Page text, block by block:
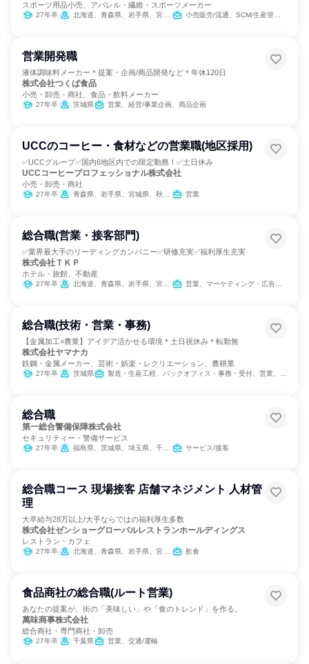
スポーツ用品小売、アパレル・繊維・スポーツメーカー
27年卒 北海道、青森県、岩手県、宮城県、秋田県、山形県、福島県、茨城県、栃木県、群馬県、埼玉県、千葉県、東京都、神奈川県、新潟県、富山県、石川県、福井県、山梨県、長野県、岐阜県、静岡県、愛知県、三重県、滋賀県、京都府、大阪府、兵庫県、奈良県、和歌山県、鳥取県、島根県、岡山県、広島県、山口県、徳島県、香川県、愛媛県、高知県、福岡県、佐賀県、長崎県、熊本県、大分県、宮崎県、鹿児島県 小売販売/流通、SCM/生産管理/購買/物流、経営/事業企画、商品企画、マーケティング・広告・宣伝
営業開発職
液体調味料メーカー＊提案・企画/商品開発など＊年休120日
株式会社つくば食品
小売・卸売・商社、食品・飲料メーカー
27年卒 茨城県 営業、経営/事業企画、商品企画
UCCのコーヒー・食材などの営業職(地区採用)
✅UCCグループ✅国内6地区内での限定勤務！✅土日休み
UCCコーヒープロフェッショナル株式会社
小売・卸売・商社
27年卒 青森県、岩手県、宮城県、秋田県、山形県、福島県、茨城県、栃木県、群馬県、埼玉県、千葉県、東京都、神奈川県、新潟県、富山県、石川県、福井県、山梨県、長野県、岐阜県、静岡県、愛知県、三重県、滋賀県、京都府、大阪府、兵庫県、奈良県、和歌山県、鳥取県、島根県、岡山県、広島県、山口県、徳島県、香川県、愛媛県、高知県、福岡県、佐賀県、長崎県、熊本県、大分県、宮崎県、鹿児島県 営業
総合職(営業・接客部門)
✅業界最大手のリーディングカンパニー✅研修充実✅福利厚生充実
株式会社ＴＫＰ
ホテル・旅館、不動産
27年卒 北海道、青森県、岩手県、宮城県、福島県、茨城県、栃木県、埼玉県、千葉県、東京都、神奈川県、富山県、石川県、長野県、静岡県、愛知県、京都府、大阪府、兵庫県、岡山県、広島県、山口県、香川県、愛媛県、福岡県、熊本県、宮崎県、鹿児島県 営業、マーケティング・広告・宣伝
総合職(技術・営業・事務)
【金属加工×農業】アイデア活かせる環境＊土日祝休み＊転勤無
株式会社ヤマナカ
鉄鋼・金属メーカー、芸術・娯楽・レクリエーション、農耕業
27年卒 茨城県 製造・生産工程、バックオフィス・事務・受付、営業、サービス/接客、学術研究、SCM/生産管理/購買/物流、広報/IR、組織運営管理・公務員・事務系職種、農林水産鉱業職種、商品企画、マーケティング・広告・宣伝
総合職
第一総合警備保障株式会社
セキュリティー・警備サービス
27年卒 福島県、茨城県、埼玉県、千葉県、東京都、神奈川県 サービス/接客
総合職コース 現場接客 店舗マネジメント 人材管
理
大卒給与28万以上/大手ならではの福利厚生多数
株式会社ゼンショーグローバルレストランホールディングス
レストラン・カフェ
27年卒 北海道、青森県、岩手県、宮城県、秋田県、山形県、福島県、茨城県、栃木県、群馬県、埼玉県、千葉県、東京都、神奈川県、新潟県、富山県、石川県、福井県、山梨県、長野県、岐阜県、静岡県、愛知県、三重県、滋賀県、京都府、大阪府、兵庫県、奈良県、和歌山県、鳥取県、島根県、岡山県、広島県、山口県、徳島県、香川県、愛媛県、高知県、福岡県、佐賀県、長崎県、熊本県、大分県、宮崎県、鹿児島県、沖縄県 飲食
食品商社の総合職(ルート営業)
あなたの提案が、街の「美味しい」や「食のトレンド」を作る。
萬味商事株式会社
総合商社・専門商社・卸売
27年卒 千葉県 営業、交通/運輸